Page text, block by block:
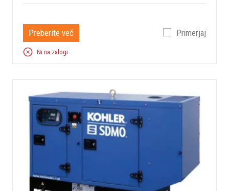
Preberite več Primerjaj
Ni na zalogi